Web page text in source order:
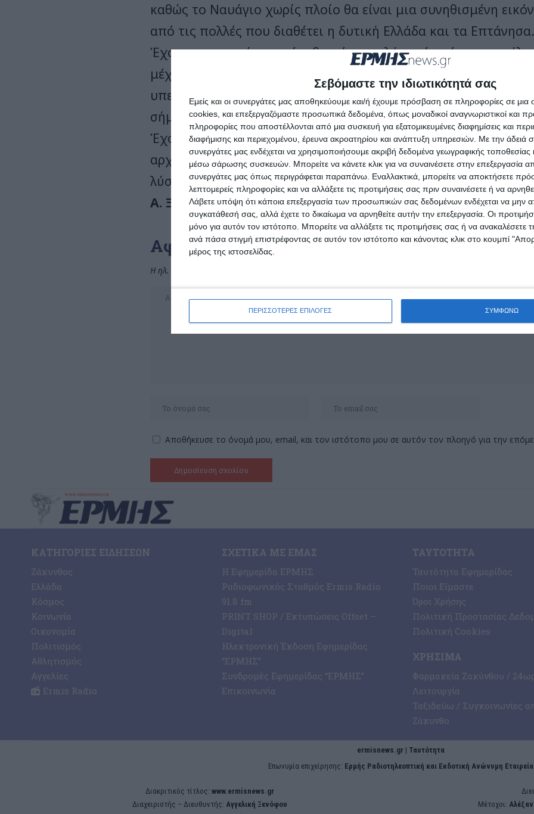
Σεβόμαστε την ιδιωτικότητά σας
Εμείς και οι συνεργάτες μας αποθηκεύουμε και/ή έχουμε πρόσβαση σε πληροφορίες σε
cookies, και επεξεργαζόμαστε προσωπικά δεδομένα, όπως μοναδικοί αναγνωριστικοί και
πληροφορίες που αποστέλλονται από μια συσκευή για εξατομικευμένες διαφημίσεις και
διαφήμισης και περιεχομένου, έρευνα ακροατηρίου και ανάπτυξη υπηρεσιών. Με την άδειά
συνεργάτες μας ενδέχεται να χρησιμοποιήσουμε ακριβή δεδομένα γεωγραφικής τοποθεσίας
μέσω σάρωσης συσκευών. Μπορείτε να κάνετε κλικ για να συναινέσετε στην επεξεργασία
συνεργάτες μας όπως περιγράφεται παραπάνω. Εναλλακτικά, μπορείτε να αποκτήσετε
λεπτομερείς πληροφορίες και να αλλάξετε τις προτιμήσεις σας πριν συναινέσετε ή να
Λάβετε υπόψη ότι κάποια επεξεργασία των προσωπικών σας δεδομένων ενδέχεται να μην
συγκατάθεσή σας, αλλά έχετε το δικαίωμα να αρνηθείτε αυτήν την επεξεργασία. Οι
μόνο για αυτόν τον ιστότοπο. Μπορείτε να αλλάξετε τις προτιμήσεις σας ή να ανακαλέσετε
ανά πάσα στιγμή επιστρέφοντας σε αυτόν τον ιστότοπο και κάνοντας κλικ στο κουμπί
μέρος της ιστοσελίδας.
ΠΕΡΙΣΣΟΤΕΡΕΣ ΕΠΙΛΟΓΕΣ ΣΥΜΦΩΝΩ
καθώς το Ναυάγιο χωρίς πλοίο θα είναι μια συνηθισμένη
από τις πολλές που διαθέτει η δυτική Ελλάδα και τα Επτάνησα.
Έχουμε την εντύπωση ότι θα πέσει πολύ νερό ακόμα στο
μέχρι να συμφωνήσουμε για την τελική μας απόφαση και
υπερ-πολύτιμος για το Ναυάγιο. Κάθε μέρα που περνάει είναι
σήμα κατατεθέν για την τουριστική μας προβολή αξίζει
Έχουμε παρακολουθήσει για ατελείωτες ώρες συσκέψεις και
αρχές για τον χώρο αυτό, αλλά δεν είδαμε αποφασιστικότητα
λύσεις σε όφελος του τόπου μας, ακόμα τουλάχιστον….
Α. Ξενόφου
Αφήστε μια απάντηση
Η ηλ. διεύθυνση σας δεν δημοσιεύεται.
Αποθήκευσε το όνομά μου, email, και τον ιστότοπο μου σε αυτόν τον πλοηγό για την
ΚΑΤΗΓΟΡΊΕΣ ΕΙΔΉΣΕΩΝ
Ζάκυνθος
Ελλάδα
Κόσμος
Κοινωνία
Οικονομία
Πολιτισμός
Αθλητισμός
Αγγελίες
Ermis Radio
ΣΧΕΤΙΚΆ ΜΕ ΕΜΆΣ
Η Εφημερίδα ΕΡΜΗΣ
Ραδιοφωνικός Σταθμός Ermis Radio
91.8 fm
PRINT SHOP / Εκτυπώσεις Offset –
Digital
Ηλεκτρονική Έκδοση Εφημερίδας
“ΕΡΜΗΣ”
Συνδρομές Εφημερίδας “ΕΡΜΗΣ”
Επικοινωνία
ΤΑΥΤΌΤΗΤΑ
Ταυτότητα Εφημερίδας
Ποιοι Είμαστε
Όροι Χρήσης
Πολιτική Προστασίας
Πολιτική Cookies
ΧΡΉΣΙΜΑ
Φαρμακεία Ζακύνθου /
Λειτουργία
Ταξιδεύω / Συγκοινωνίες
Ζάκυνθο
ermisnews.gr | Ταυτότητα
Eπωνυμία επιχείρησης: Ερμής Ραδιοτηλεοπτική και Εκδοτική Ανώνυμη Εταιρεία
Διακριτικός τίτλος: www.ermisnews.gr
Διαχειριστής – Διευθυντής: Αγγελική Ξενόφου
Μέτοχοι: